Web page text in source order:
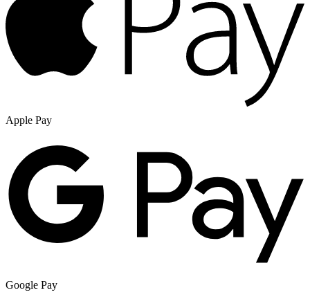
Apple Pay
Google Pay